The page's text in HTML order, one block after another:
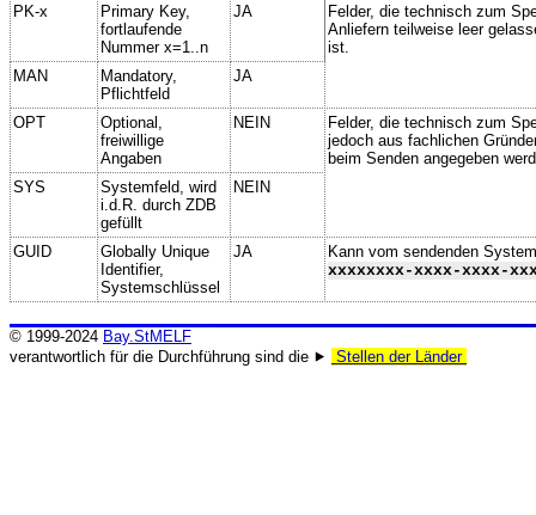
PK-x
Primary Key,
fortlaufende
Nummer x=1..n
JA
Felder, die technisch zum
Anliefern teilweise leer
ist.
MAN
Mandatory,
Pflichtfeld
JA
OPT
Optional,
freiwillige
Angaben
NEIN
Felder, die technisch zum
jedoch aus fachlichen
beim Senden angegeben
SYS
Systemfeld, wird
i.d.R. durch ZDB
gefüllt
NEIN
GUID
Globally Unique
Identifier,
Systemschlüssel
JA
Kann vom sendenden
xxxxxxxx-xxxx-xxxx-
© 1999-2024 Bay.StMELF
verantwortlich für die Durchführung sind die ⯈
Stellen der Länder